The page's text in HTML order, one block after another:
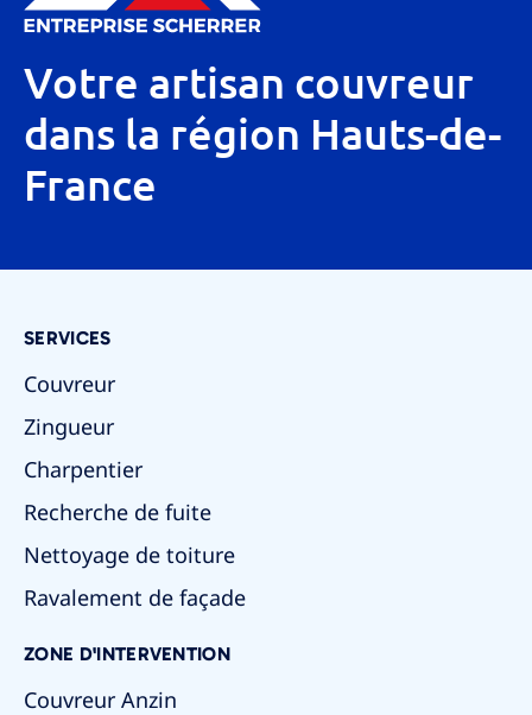
Votre artisan couvreur
dans la région Hauts-de-
France
SERVICES
Couvreur
Zingueur
Charpentier
Recherche de fuite
Nettoyage de toiture
Ravalement de façade
ZONE D'INTERVENTION
Couvreur Anzin